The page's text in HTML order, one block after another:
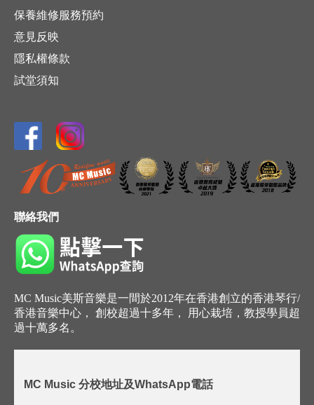
保養維修服務預約
意見反映
隱私權條款
試堂須知
聯絡我們
MC Music美斯音樂是一間於2012年在香港創立的香港琴行/
香港音樂中心， 創校超過十多年， 用心栽培，教授學員超
過十萬多名。
MC Music 分校地址及WhatsApp電話